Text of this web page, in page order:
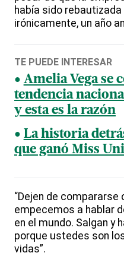
había sido rebautizada
irónicamente, un año
TE PUEDE INTERESAR
Amelia Vega se
tendencia
y esta es la razón
La historia
que ganó Miss
“Dejen de compararse
empecemos a hablar
en el mundo. Salgan y
porque ustedes son
vidas”.